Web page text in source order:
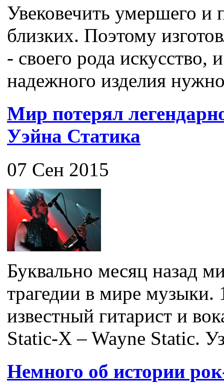
Увековечить умершего и
близких. Поэтому
- своего рода искусство,
надежного изделия
Мир потерял
Уэйна Статика
07 Сен 2015
Буквально месяц назад
трагедии в мире музыки.
известный гитарист и
Static-X – Wayne Static.
Немного об истории